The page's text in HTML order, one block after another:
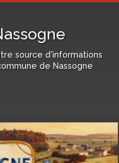
source d'informations
de Nassogne